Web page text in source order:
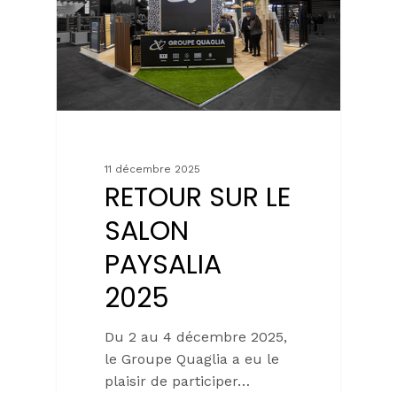
11 décembre 2025
RETOUR SUR LE
SALON
PAYSALIA
2025
Du 2 au 4 décembre 2025,
le Groupe Quaglia a eu le
plaisir de participer…